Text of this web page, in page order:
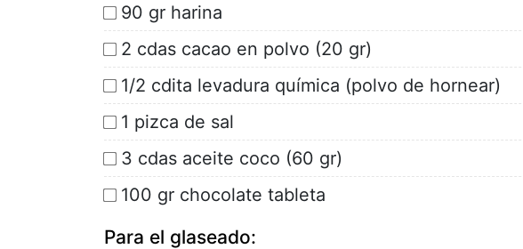
90 gr harina
2 cdas cacao en polvo (20 gr)
1/2 cdita levadura química (polvo de hornear)
1 pizca de sal
3 cdas aceite coco (60 gr)
100 gr chocolate tableta
Para el glaseado: